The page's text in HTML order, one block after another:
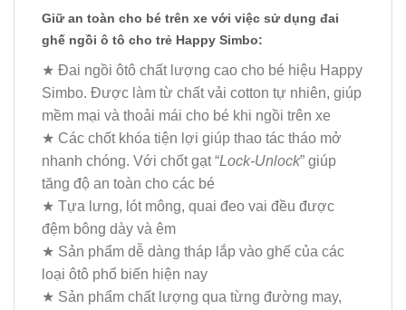
Giữ an toàn cho bé trên xe với việc sử dụng đai
ghế ngồi ô tô cho trẻ Happy Simbo:
★ Đai ngồi ôtô chất lượng cao cho bé hiệu Happy
Simbo. Được làm từ chất vải cotton tự nhiên, giúp
mềm mại và thoải mái cho bé khi ngồi trên xe
★ Các chốt khóa tiện lợi giúp thao tác tháo mở
nhanh chóng. Với chốt gạt “Lock-Unlock” giúp
tăng độ an toàn cho các bé
★ Tựa lưng, lót mông, quai đeo vai đều được
đệm bông dày và êm
★ Sản phẩm dễ dàng tháp lắp vào ghế của các
loại ôtô phổ biến hiện nay
★ Sản phẩm chất lượng qua từng đường may,